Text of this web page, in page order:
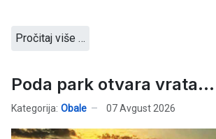
Pročitaj više …
Poda park otvara vrata...
Kategorija: Obale 07 Avgust 2026